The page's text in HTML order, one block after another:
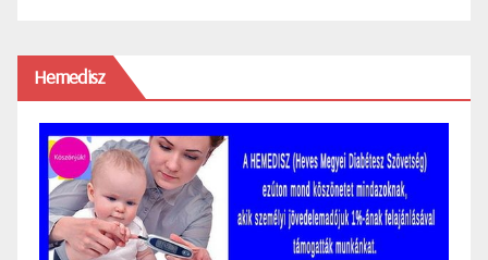
Hemedisz